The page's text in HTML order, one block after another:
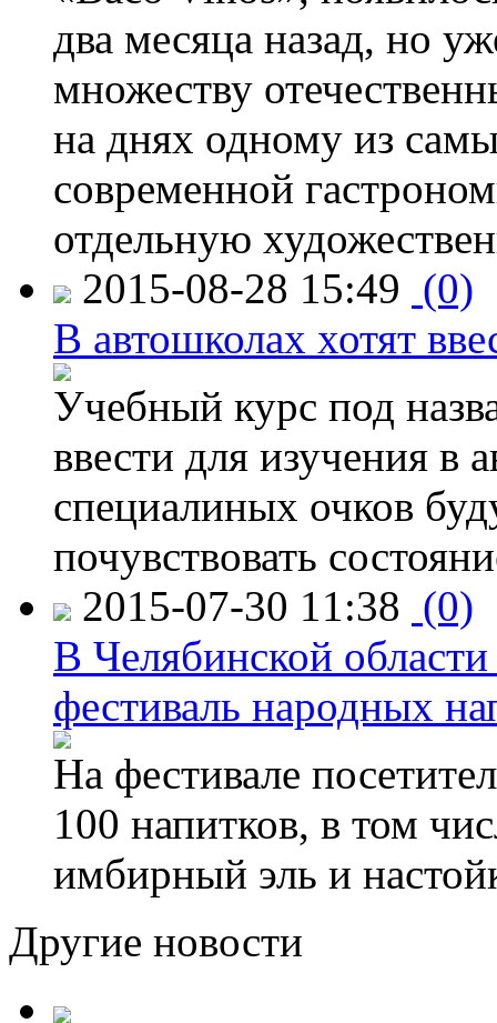
два месяца назад, но
множеству
на днях одному из
современной
отдельную
2015-08-28 15:49 (0)
В автошколах хотят
Учебный курс под
ввести для изучения
специалиных очков
почувствовать
2015-07-30 11:38 (0)
В Челябинской
фестиваль народных
На фестивале
100 напитков, в том
имбирный эль и
Другие новости